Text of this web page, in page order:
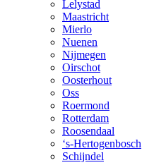
Lelystad
Maastricht
Mierlo
Nuenen
Nijmegen
Oirschot
Oosterhout
Oss
Roermond
Rotterdam
Roosendaal
‘s-Hertogenbosch
Schijndel